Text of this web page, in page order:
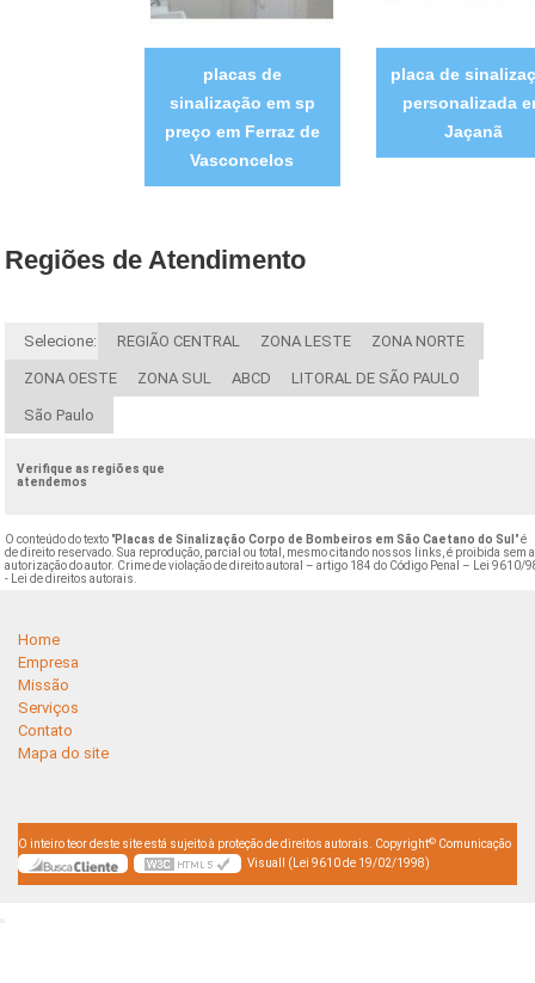
placas de
sinalização em sp
preço em Ferraz de
Vasconcelos
placa de
personalizada
Jaçanã
Regiões de Atendimento
Selecione: REGIÃO CENTRAL ZONA LESTE ZONA NORTE
ZONA OESTE ZONA SUL ABCD LITORAL DE SÃO PAULO
São Paulo
Verifique as regiões que
atendemos
O conteúdo do texto "Placas de Sinalização Corpo de Bombeiros em São Caetano do Sul " é
de direito reservado. Sua reprodução, parcial ou total, mesmo citando nossos links, é proibida sem a
autorização do autor. Crime de violação de direito autoral – artigo 184 do Código Penal –
Lei 9610/
- Lei de direitos autorais
Home
Empresa
Missão
Serviços
Contato
Mapa do site
O inteiro teor deste site está sujeito à proteção de direitos autorais. Copyright© Comunicação
Visuall (Lei 9610 de 19/02/1998)